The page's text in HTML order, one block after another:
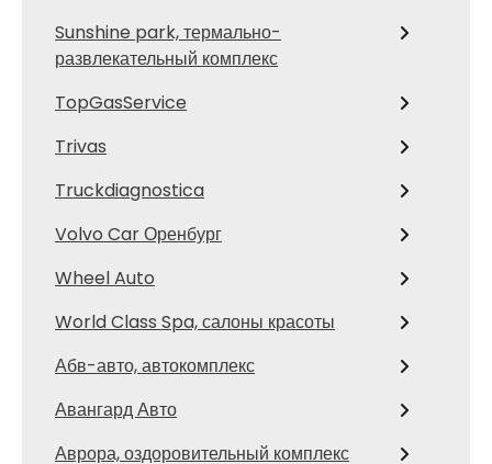
Sunshine park, термально-
развлекательный комплекс
TopGasService
Trivas
Truckdiagnostica
Volvo Car Оренбург
Wheel Auto
World Class Spa, салоны красоты
Абв-авто, автокомплекс
Авангард Авто
Аврора, оздоровительный комплекс